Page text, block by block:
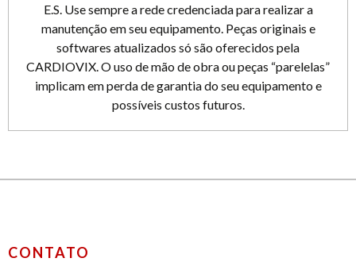
E.S. Use sempre a rede credenciada para realizar a
manutenção em seu equipamento. Peças originais e
softwares atualizados só são oferecidos pela
CARDIOVIX. O uso de mão de obra ou peças “parelelas”
implicam em perda de garantia do seu equipamento e
possíveis custos futuros.
CONTATO